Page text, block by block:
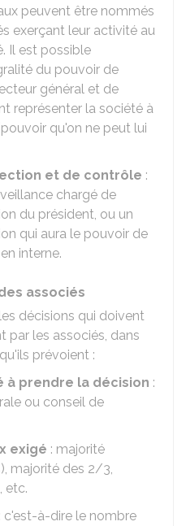
peuvent être nommés
exerçant leur activité au
Il est possible
du pouvoir de
général et de
représenter la société à
qu'on ne peut lui
et de contrôle :
chargé de
du président, ou un
qui aura le pouvoir de
interne.
associés
décisions qui doivent
par les associés, dans
prévoient :
à prendre la décision :
ou conseil de
exigé : majorité
), majorité des 2/3,
etc.
: c'est-à-dire le nombre